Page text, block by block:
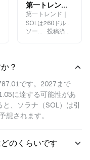
2024-11-30
第一トレンド｜SOLは260ドル突破で過去最高値、BTCは10万ドルまであと一歩
第一トレンド｜
SOLは260ドル突
破で過去最高
ソース Gate.blog
投稿済み
？
です。2027まで
に達する可能性があ
、ソラナ（SOL）は引
想されます。
のくらいです